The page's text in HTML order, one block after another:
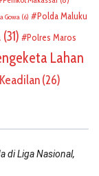
Gowa (6)
Polda Maluku
(31)
Polres Maros
Lahan
(26)
di Liga Nasional,